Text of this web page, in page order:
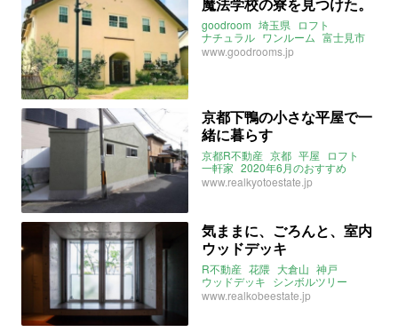
goodroom 埼玉県
ロフト
ナチュラル ワンルーム 富士見市
みずほ台駅 柳瀬川駅
2020年6月のおすすめ
www.goodrooms.jp
京都下鴨の小さな平屋で一
緒に暮らす
京都R不動産 京都 平屋
ロフト
一軒家 2020年6月のおすすめ
www.realkyotoestate.jp
気ままに、ごろんと、室内
ウッドデッキ
R不動産 花隈 大倉山 神戸
ウッドデッキ シンボルツリー
コンクリート打ちっぱなし
兵庫
www.realkobeestate.jp